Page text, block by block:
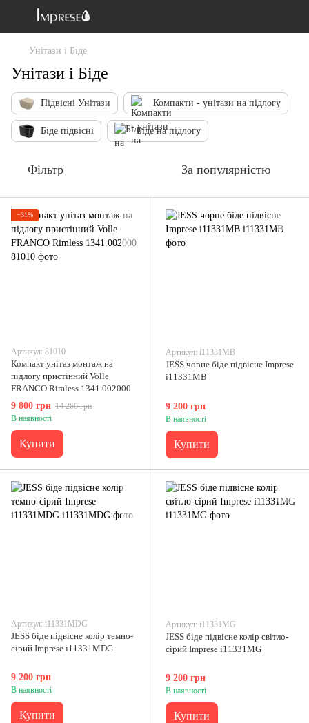
Унітази і Біде
Унітази і Біде
Підвісні Унітази Компакти - унітази на підлогу
Біде підвісні Біде на підлогу
Фільтр За популярністю
−31%
Артикул: 81010
Компакт унітаз монтаж на
підлогу пристінний Volle
FRANCO Rimless 1341.002000
9 800 грн 14 260 грн
В наявності
Купити
Артикул: i11331MB
JESS чорне біде підвісне Imprese
i11331MB
9 200 грн
В наявності
Купити
Артикул: i11331MDG
JESS біде підвісне колір темно-
сірий Imprese i11331MDG
9 200 грн
В наявності
Купити
Артикул: i11331MG
JESS біде підвісне колір світло-
сірий Imprese i11331MG
9 200 грн
В наявності
Купити